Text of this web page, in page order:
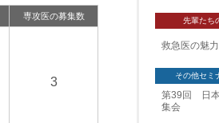
専攻医の募集数
3
先輩たち
救急医の魅
その他セミ
第39回 日本
集会